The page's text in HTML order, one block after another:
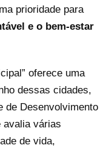
prioridade para
e o bem-estar
oferece uma
dessas cidades,
de Desenvolvimento
várias
de vida,